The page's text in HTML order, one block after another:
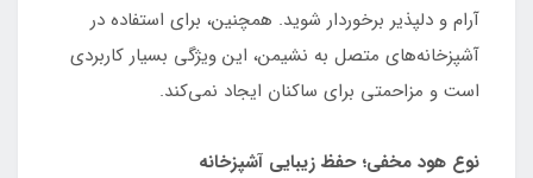
آرام و دلپذیر برخوردار شوید. همچنین، برای استفاده در
آشپزخانه‌های متصل به نشیمن، این ویژگی بسیار کاربردی
است و مزاحمتی برای ساکنان ایجاد نمی‌کند.
نوع هود مخفی؛ حفظ زیبایی آشپزخانه